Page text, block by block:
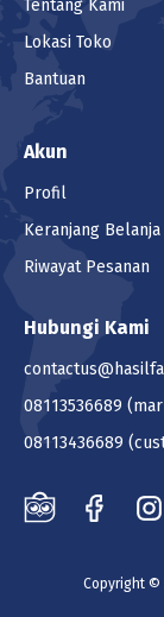
Tentang Kami
Lokasi Toko
Bantuan
Akun
Profil
Keranjang Belanja
Riwayat Pesanan
Hubungi Kami
08113536689
08113436689
Copyright ©